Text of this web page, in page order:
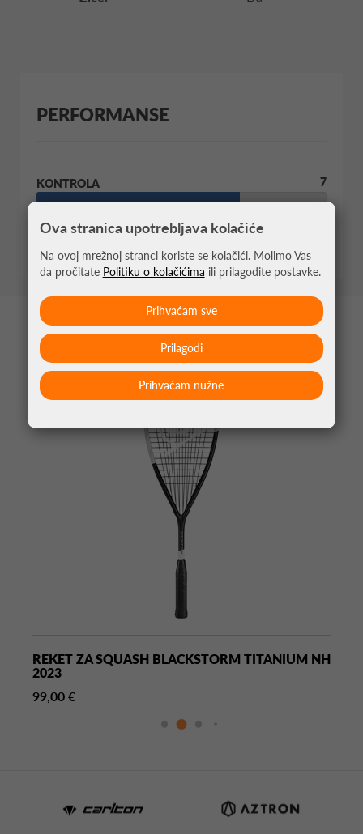
PERFORMANSE
KONTROLA 7
SNAGA
MOŽDA VAS ZANIMA
REKET ZA SQUASH BLACKSTORM TITANIUM NH
2023
99,00 €
Ova stranica upotrebljava kolačiće
Na ovoj mrežnoj stranci koriste se kolačići. Molimo Vas
da pročitate Politiku o kolačićima ili prilagodite postavke.
Prihvaćam nužne
Prilagodi
Prihvaćam sve